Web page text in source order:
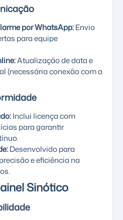
por WhatsApp:Envio
para equipe
Atualização de data e
(necessária conexão com a
Inclui licença com
para garantir
Desenvolvido para
e eficiência na
Sinótico